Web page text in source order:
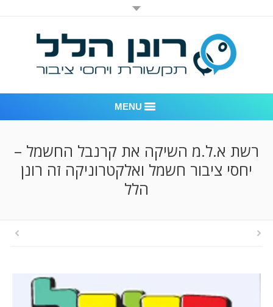
MENU
אודות החברה
דוגמאות לעבודות שביצענו
ניהול מוניטין
רשת א.ל.מ השיקה את קרנבל החשמל –
יחסי ציבור חשמל ואלקטרוניקה זה רונן
הלל